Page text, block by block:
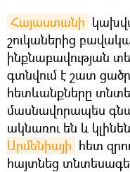
Հայաստանի
շուկաներից
ինքնաբավության
գտնվում է շատ
հետևանքները
մասնավորապես
ակնառու են և
Արմենիայի հետ
հայտնեց